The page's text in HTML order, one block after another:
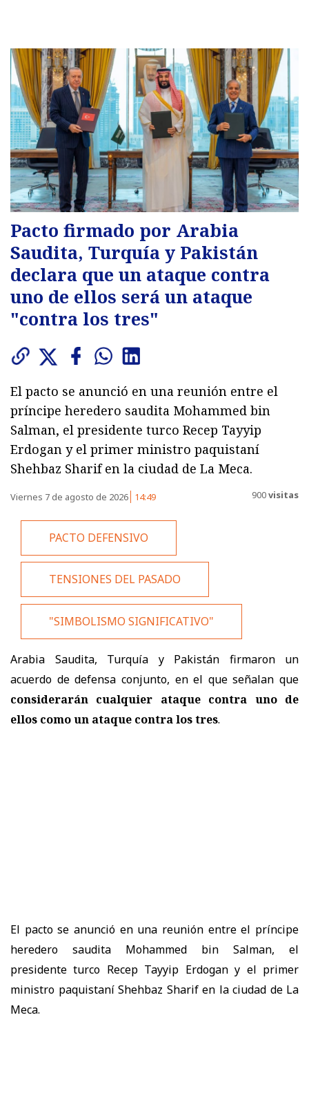
Pacto firmado por Arabia
Saudita, Turquía y Pakistán
declara que un ataque contra
uno de ellos será un ataque
"contra los tres"
El pacto se anunció en una reunión entre el
príncipe heredero saudita Mohammed bin
Salman, el presidente turco Recep Tayyip
Erdogan y el primer ministro paquistaní
Shehbaz Sharif en la ciudad de La Meca.
Viernes 7 de agosto de 2026 14:49 900visitas
PACTO DEFENSIVO
TENSIONES DEL PASADO
"SIMBOLISMO SIGNIFICATIVO"
Arabia Saudita, Turquía y Pakistán firmaron un
acuerdo de defensa conjunto, en el que señalan que
considerarán cualquier ataque contra uno de
ellos como un ataque contra los tres.
El pacto se anunció en una reunión entre el príncipe
heredero saudita Mohammed bin Salman, el
presidente turco Recep Tayyip Erdogan y el primer
ministro paquistaní Shehbaz Sharif en la ciudad de La
Meca.